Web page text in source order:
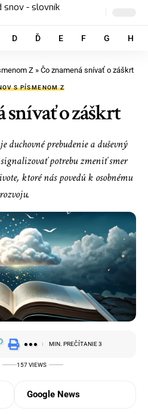
D Ď E F G H
Z » Čo znamená snívať o záškrt
S PÍSMENOM Z
snívať o záškrt
duchovné prebudenie a duševný
potrebu zmeniť smer
ktoré nás povedú k osobnému
rozvoju.
157 VIEWS
MIN. PREČÍTANIE 3
Google News